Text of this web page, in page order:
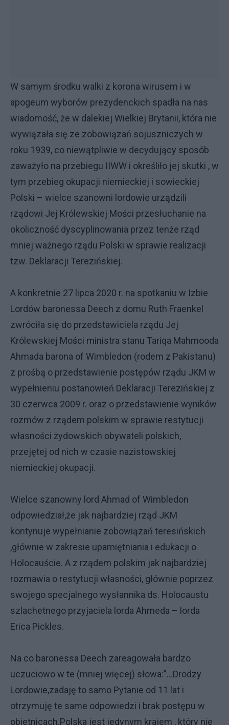
W samym środku walki z korona wirusem i w
apogeum wyborów prezydenckich spadła na nas
wiadomość, że w dalekiej Wielkiej Brytanii, która nie
wywiązała się ze zobowiązań sojuszniczych w
roku 1939, co niewątpliwie w decydujący sposób
zaważyło na przebiegu IIWW i określiło jej skutki , w
tym przebieg okupacji niemieckiej i sowieckiej
Polski – wielce szanowni lordowie urządzili
rządowi Jej Królewskiej Mości przesłuchanie na
okoliczność dyscyplinowania przez tenże rząd
mniej ważnego rządu Polski w sprawie realizacji
tzw. Deklaracji Terezińskiej.
A konkretnie 27 lipca 2020 r. na spotkaniu w Izbie
Lordów baronessa Deech z domu Ruth Fraenkel
zwróciła się do przedstawiciela rządu Jej
Królewskiej Mości ministra stanu Tariqa Mahmooda
Ahmada barona of Wimbledon (rodem z Pakistanu)
z prośbą o przedstawienie postępów rządu JKM w
wypełnieniu postanowień Deklaracji Terezińskiej z
30 czerwca 2009 r. oraz o przedstawienie wyników
rozmów z rządem polskim w sprawie restytucji
własności żydowskich obywateli polskich,
przejętej od nich w czasie nazistowskiej
niemieckiej okupacji.
Wielce szanowny lord Ahmad of Wimbledon
odpowiedział,że jak najbardziej rząd JKM
kontynuje wypełnianie zobowiązań teresińskich
,głównie w zakresie upamiętniania i edukacji o
Holocauście. A z rządem polskim jak najbardziej
rozmawia o restytucji własności, głównie poprzez
swojego specjalnego wysłannika ds. Holocaustu
szlachetnego przyjaciela lorda Ahmeda – lorda
Erica Pickles.
Na co baronessa Deech zareagowała bardzo
uczuciowo w te (mniej więcej) słowa:”…Drodzy
Lordowie,zadaję to samo Pytanie od 11 lat i
otrzymuję te same odpowiedzi i brak postępu w
obietnicach.Polska jest jedynym krajem , który nie